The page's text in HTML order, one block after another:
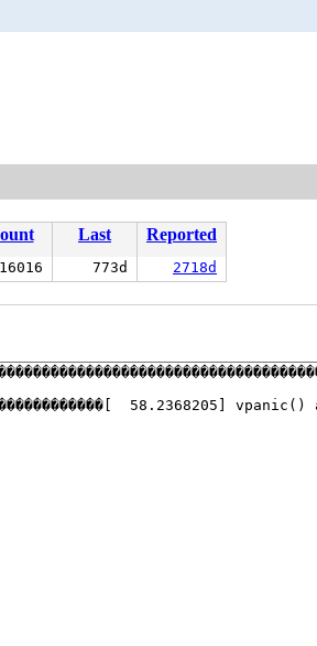
Last
Reported
16016 773d 2718d
58.2368205]